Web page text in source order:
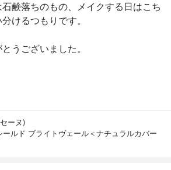
鹸落ちのもの、メイクする日はこち
けるつもりです。
うございました。
ーヌ)
ールド ブライトヴェール＜ナチュラルカバー